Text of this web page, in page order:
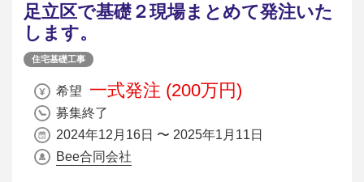
足立区で基礎２現場まとめて発注いた
します。
住宅基礎工事
希望 一式発注 (200万円)
募集終了
2024年12月16日 〜 2025年1月11日
Bee合同会社